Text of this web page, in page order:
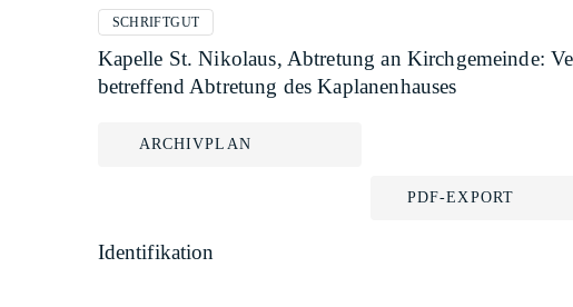
SCHRIFTGUT
Kapelle St. Nikolaus, Abtretung an Kirchgemeinde:
betreffend Abtretung des Kaplanenhauses
ARCHIVPLAN
PDF-EXPORT
Identifikation